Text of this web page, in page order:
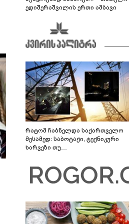
ედიშერაშვილის ერთი ამბავი
რატომ ჩაბნელდა საქართველო
მესამედ: საბოტაჟი, ტექნიკური
ხარვეზი თუ